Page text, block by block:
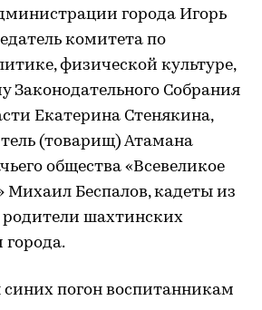
города Игорь
комитета по
физической культуре,
Законодательного Собрания
Екатерина Стенякина,
(товарищ) Атамана
общества «Всевеликое
Михаил Беспалов, кадеты из
родители шахтинских
города.
синих погон воспитанникам